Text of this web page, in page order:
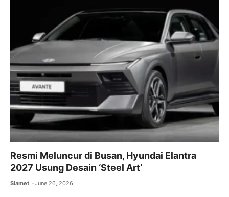
k
p
Resmi Meluncur di Busan, Hyundai Elantra
2027 Usung Desain ‘Steel Art’
Slamet June 26, 2026